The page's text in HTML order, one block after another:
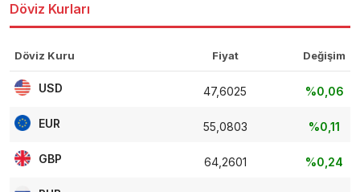
Döviz Kurları
Döviz Kuru Fiyat Değişim
USD 47,6025 %0,06
EUR 55,0803 %0,11
GBP 64,2601 %0,24